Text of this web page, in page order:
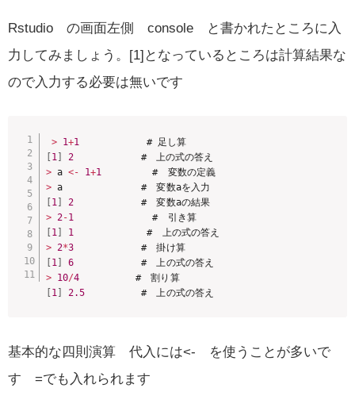
Rstudio の画面左側 console と書かれたところに入
力してみましょう。[1]となっているところは計算結果な
ので入力する必要は無いです
> 1+1
[1 ] 2
> a <- 1+1
>
[1 ] 2
> 2-1
              #　引き算
[1 ] 1
> 2*3
            #　掛け算
[1 ] 6
> 10/4
          #　割り算
[1 ] 2.5
          #　上の式の答え
基本的な四則演算 代入には<- を使うことが多いで
す =でも入れられます